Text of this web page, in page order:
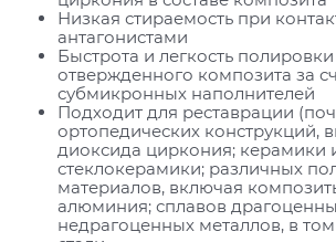
Низкая стираемость при
антагонистами
Быстрота и легкость
отвержденного композита за
субмикронных наполнителей
Подходит для реставрации
ортопедических конструкций,
диоксида циркония; керамики
стеклокерамики; различных
материалов, включая
алюминия; сплавов
недрагоценных металлов, в